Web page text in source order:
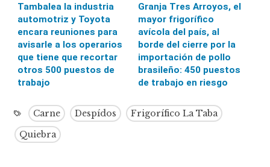
Tambalea la industria
automotriz y Toyota
encara reuniones para
avisarle a los operarios
que tiene que recortar
otros 500 puestos de
trabajo
Granja Tres Arroyos, el
mayor frigorífico
avícola del país, al
borde del cierre por la
importación de pollo
brasileño: 450 puestos
de trabajo en riesgo
Carne Despídos
Frigorífico La Taba
Quiebra